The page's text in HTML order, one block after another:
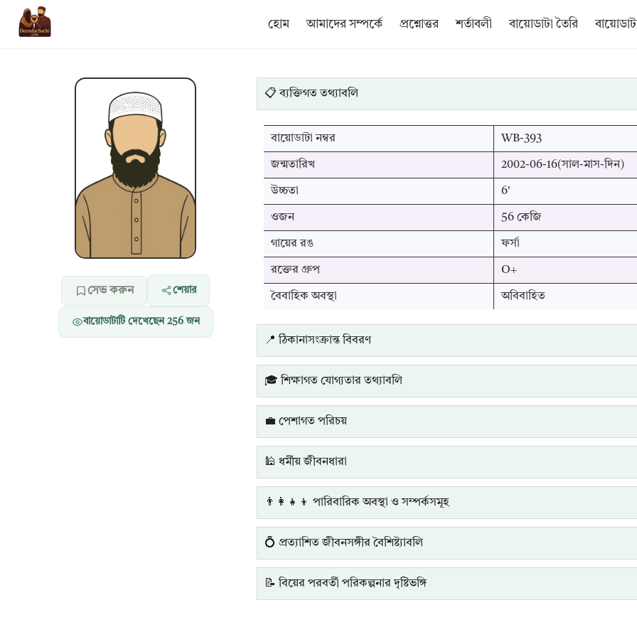
হোম আমাদের সম্পর্কে প্রশ্নোত্তর শর্তাবলী বায়োডাটা তৈরি
সেভ করুন শেয়ার
বায়োডাটাটি দেখেছেন 256জন
📋 ব্যক্তিগত তথ্যাবলি
বায়োডাটা নম্বর WB-393
জন্মতারিখ 2002-06-16(সাল-মাস-দিন)
উচ্চতা 6'
ওজন 56 কেজি
গায়ের রঙ ফর্সা
রক্তের গ্রুপ O+
বৈবাহিক অবস্থা অবিবাহিত
📍 ঠিকানাসংক্রান্ত বিবরণ
🎓 শিক্ষাগত যোগ্যতার তথ্যাবলি
💼 পেশাগত পরিচয়
🕌 ধর্মীয় জীবনধারা
👨‍👩‍👧‍👦 পারিবারিক অবস্থা ও সম্পর্কসমূহ
💍 প্রত্যাশিত জীবনসঙ্গীর বৈশিষ্ট্যাবলি
📝 বিয়ের পরবর্তী পরিকল্পনার দৃষ্টিভঙ্গি